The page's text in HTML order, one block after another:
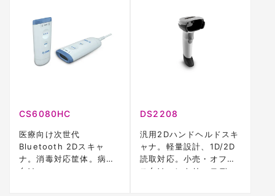
CS6080HC
医療向け次世代
Bluetooth 2Dスキャ
ナ。消毒対応筐体。病院
向け。
DS2208
汎用2Dハンドヘルドスキ
ャナ。軽量設計、1D/2D
読取対応。小売・オフィ
ス向けエントリーモデ